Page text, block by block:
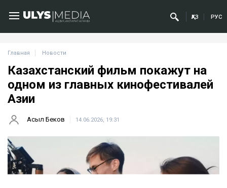
ҚАЗ РУС
Главная Новости
Казахстанский фильм покажут на
одном из главных кинофестивалей
Азии
Асыл Беков 14.06.2026, 19:31